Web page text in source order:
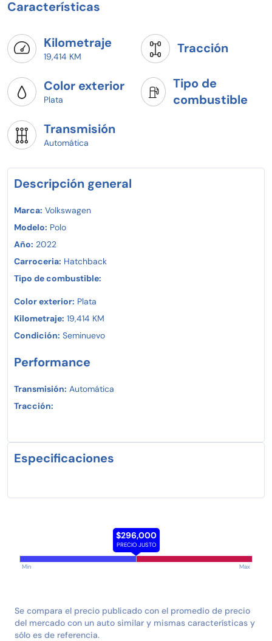
Características
Kilometraje
19,414 KM
Tracción
Color exterior
Plata
Tipo de
combustible
Transmisión
Automática
Descripción general
Marca: Volkswagen
Modelo: Polo
Año: 2022
Carroceria: Hatchback
Tipo de combustible:
Color exterior: Plata
Kilometraje: 19,414 KM
Condición: Seminuevo
Performance
Transmisión: Automática
Tracción:
Especificaciones
$296,000
PRECIO JUSTO
Min Max
Se compara el precio publicado con el promedio de precio
del mercado con un auto similar y mismas características y
sólo es de referencia.